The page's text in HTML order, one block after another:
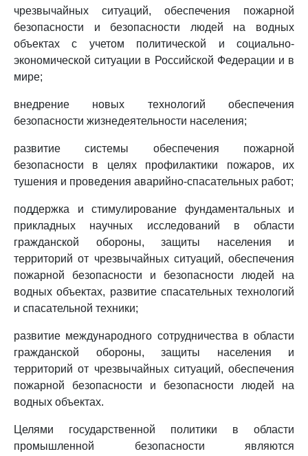
чрезвычайных ситуаций, обеспечения пожарной
безопасности и безопасности людей на водных
объектах с учетом политической и социально-
экономической ситуации в Российской Федерации и в
мире;
внедрение новых технологий обеспечения
безопасности жизнедеятельности населения;
развитие системы обеспечения пожарной
безопасности в целях профилактики пожаров, их
тушения и проведения аварийно-спасательных работ;
поддержка и стимулирование фундаментальных и
прикладных научных исследований в области
гражданской обороны, защиты населения и
территорий от чрезвычайных ситуаций, обеспечения
пожарной безопасности и безопасности людей на
водных объектах, развитие спасательных технологий
и спасательной техники;
развитие международного сотрудничества в области
гражданской обороны, защиты населения и
территорий от чрезвычайных ситуаций, обеспечения
пожарной безопасности и безопасности людей на
водных объектах.
Целями государственной политики в области
промышленной безопасности являются